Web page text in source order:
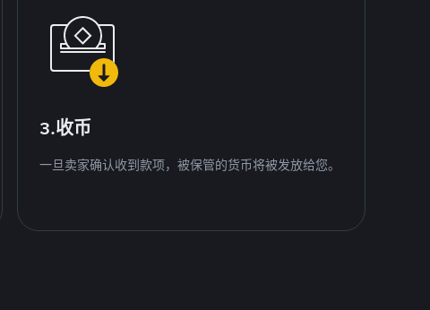
3.收币
一旦卖家确认收到款项，被保管的货币将被发放给您。